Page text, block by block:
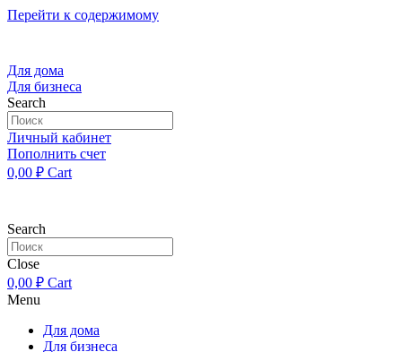
Перейти к содержимому
Для дома
Для бизнеса
Search
Личный кабинет
Пополнить счет
0,00 ₽ Cart
Search
Close
0,00 ₽ Cart
Menu
Для дома
Для бизнеса